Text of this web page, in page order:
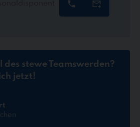
des stewe Teamswerden?
jetzt!